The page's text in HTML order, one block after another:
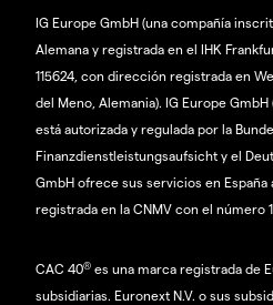
IG Europe GmbH (una compañía
Alemana y registrada en el IHK
115624, con dirección registrada en
del Meno, Alemania). IG Europe
está autorizada y regulada por la
Finanzdienstleistungsaufsicht y el
GmbH ofrece sus servicios en España
registrada en la CNMV con el número
CAC 40® es una marca registrada de
subsidiarias. Euronext N.V. o sus